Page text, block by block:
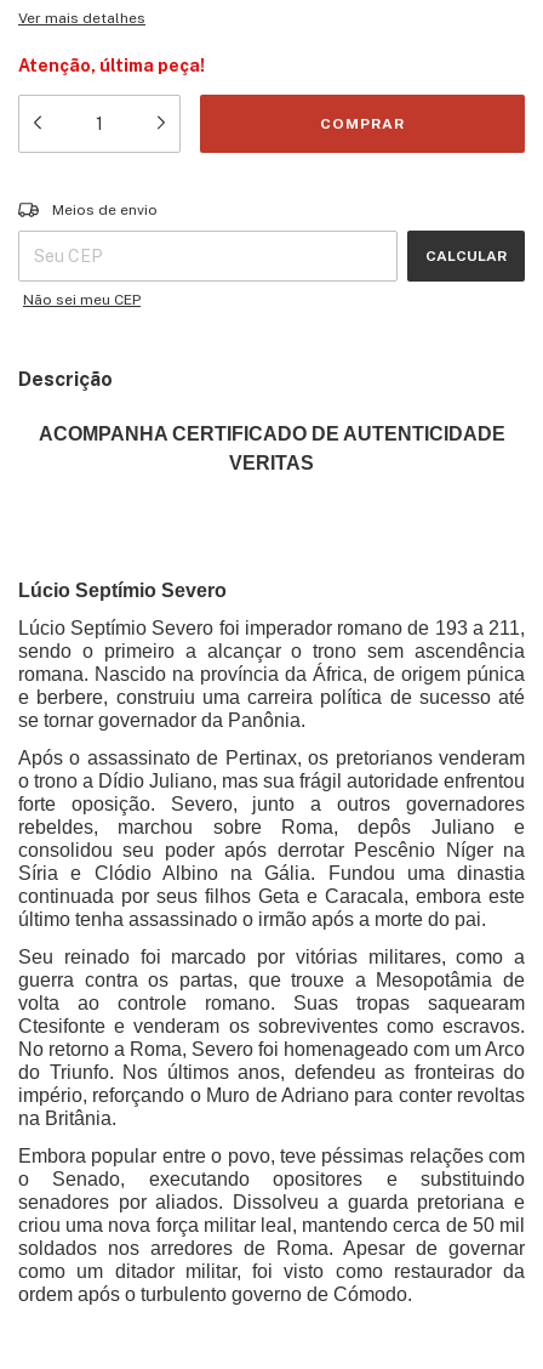
Ver mais detalhes
Atenção, última peça!
Entregas para o CEP:
Meios de envio
CALCULAR
Não sei meu CEP
Descrição
ACOMPANHA CERTIFICADO DE AUTENTICIDADE
VERITAS
Lúcio Septímio Severo
Lúcio Septímio Severo foi imperador romano de 193 a 211,
sendo o primeiro a alcançar o trono sem ascendência
romana. Nascido na província da África, de origem púnica
e berbere, construiu uma carreira política de sucesso até
se tornar governador da Panônia.
Após o assassinato de Pertinax, os pretorianos venderam
o trono a Dídio Juliano, mas sua frágil autoridade enfrentou
forte oposição. Severo, junto a outros governadores
rebeldes, marchou sobre Roma, depôs Juliano e
consolidou seu poder após derrotar Pescênio Níger na
Síria e Clódio Albino na Gália. Fundou uma dinastia
continuada por seus filhos Geta e Caracala, embora este
último tenha assassinado o irmão após a morte do pai.
Seu reinado foi marcado por vitórias militares, como a
guerra contra os partas, que trouxe a Mesopotâmia de
volta ao controle romano. Suas tropas saquearam
Ctesifonte e venderam os sobreviventes como escravos.
No retorno a Roma, Severo foi homenageado com um Arco
do Triunfo. Nos últimos anos, defendeu as fronteiras do
império, reforçando o Muro de Adriano para conter revoltas
na Britânia.
Embora popular entre o povo, teve péssimas relações com
o Senado, executando opositores e substituindo
senadores por aliados. Dissolveu a guarda pretoriana e
criou uma nova força militar leal, mantendo cerca de 50 mil
soldados nos arredores de Roma. Apesar de governar
como um ditador militar, foi visto como restaurador da
ordem após o turbulento governo de Cómodo.